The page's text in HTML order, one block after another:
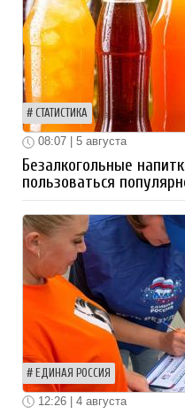
СТАТИСТИКА
08:07 | 5 августа
Безалкогольные
пользоваться
ЕДИНАЯ РОССИЯ
12:26 | 4 августа